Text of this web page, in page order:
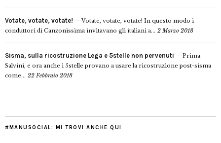
Votate, votate, votate!
Votate, votate, votate! In questo modo i
conduttori di Canzonissima invitavano gli italiani a... 2 Marzo 2018
Sisma, sulla ricostruzione Lega e 5stelle non pervenuti
Prima
Salvini, e ora anche i 5stelle provano a usare la ricostruzione post-sisma
come... 22 Febbraio 2018
#MANUSOCIAL: MI TROVI ANCHE QUI